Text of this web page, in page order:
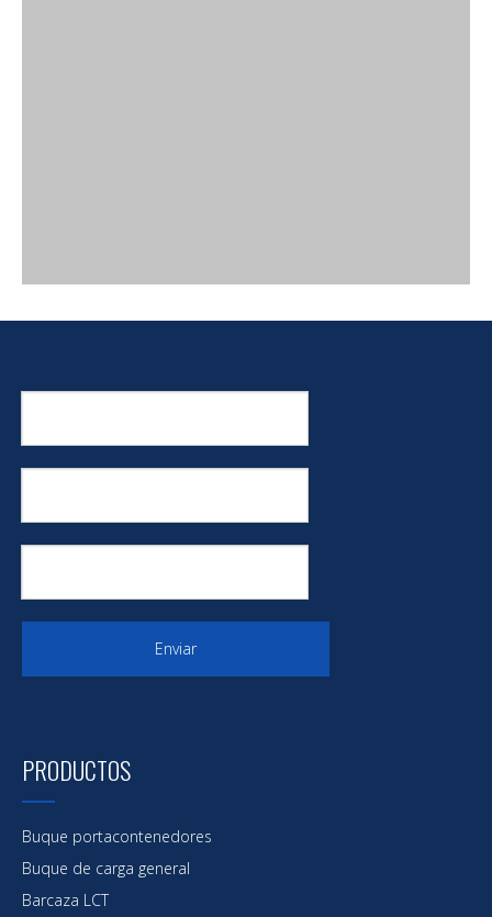
Enviar
PRODUCTOS
Buque portacontenedores
Buque de carga general
Barcaza LCT